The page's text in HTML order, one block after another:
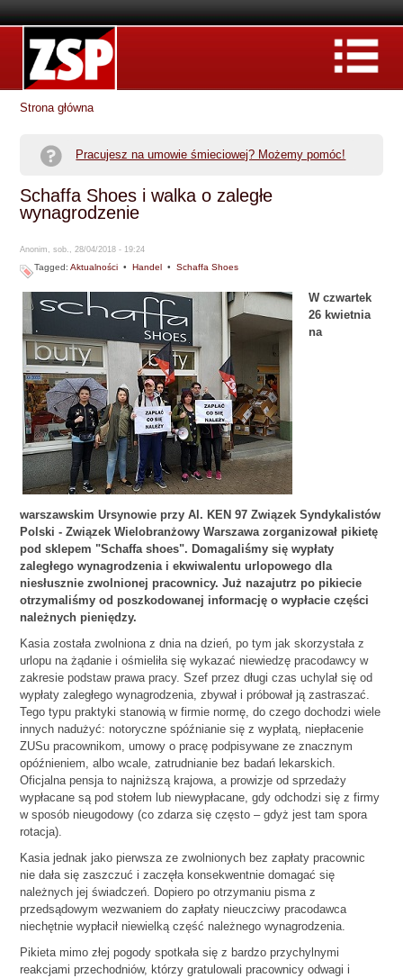
Strona główna
Pracujesz na umowie śmieciowej? Możemy pomóc!
Schaffa Shoes i walka o zaległe
wynagrodzenie
Anonim, sob., 28/04/2018 - 19:24
Tagged:Aktualności •Handel •Schaffa Shoes
W czwartek
26 kwietnia
na
warszawskim Ursynowie przy Al. KEN 97 Związek Syndykalistów
Polski - Związek Wielobranżowy Warszawa zorganizował pikietę
pod sklepem "Schaffa shoes". Domagaliśmy się wypłaty
zaległego wynagrodzenia i ekwiwalentu urlopowego dla
niesłusznie zwolnionej pracownicy. Już nazajutrz po pikiecie
otrzymaliśmy od poszkodowanej informację o wypłacie części
należnych pieniędzy.
Kasia została zwolniona z dnia na dzień, po tym jak skorzystała z
urlopu na żądanie i ośmieliła się wykazać niewiedzę pracodawcy w
zakresie podstaw prawa pracy. Szef przez długi czas uchylał się od
wypłaty zaległego wynagrodzenia, zbywał i próbował ją zastraszać.
Tego typu praktyki stanowią w firmie normę, do czego dochodzi wiele
innych nadużyć: notoryczne spóźnianie się z wypłatą, niepłacenie
ZUSu pracownikom, umowy o pracę podpisywane ze znacznym
opóźnieniem, albo wcale, zatrudnianie bez badań lekarskich.
Oficjalna pensja to najniższą krajowa, a prowizje od sprzedaży
wypłacane są pod stołem lub niewypłacane, gdy odchodzi się z firmy
w sposób nieugodowy (co zdarza się często – gdyż jest tam spora
rotacja).
Kasia jednak jako pierwsza ze zwolnionych bez zapłaty pracownic
nie dała się zaszczuć i zaczęła konsekwentnie domagać się
należnych jej świadczeń. Dopiero po otrzymaniu pisma z
przedsądowym wezwaniem do zapłaty nieuczciwy pracodawca
niechętnie wypłacił niewielką część należnego wynagrodzenia.
Pikieta mimo złej pogody spotkała się z bardzo przychylnymi
reakcjami przechodniów, którzy gratulowali pracownicy odwagi i